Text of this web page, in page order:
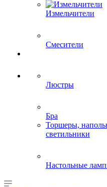
Измельчители
Смесители
Люстры
Бра
Торшеры,
светильники
Настольные